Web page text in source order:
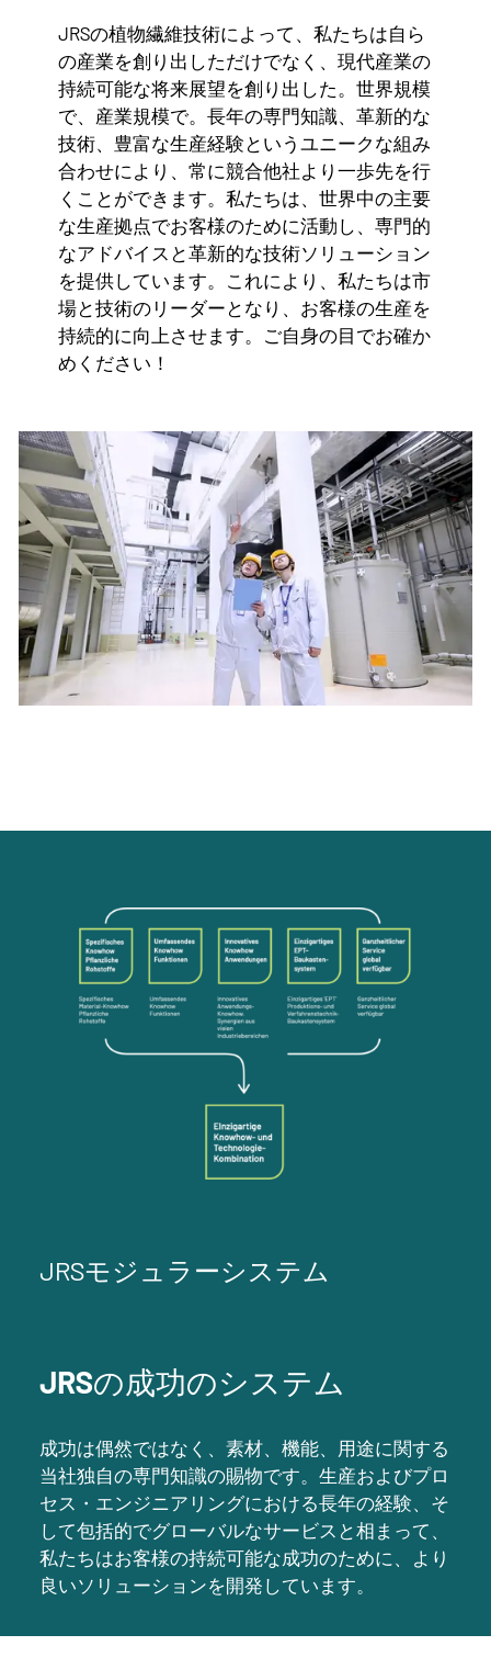
JRSの植物繊維技術によって、私たちは自ら
の産業を創り出しただけでなく、現代産業の
持続可能な将来展望を創り出した。世界規模
で、産業規模で。長年の専門知識、革新的な
技術、豊富な生産経験というユニークな組み
合わせにより、常に競合他社より一歩先を行
くことができます。私たちは、世界中の主要
な生産拠点でお客様のために活動し、専門的
なアドバイスと革新的な技術ソリューション
を提供しています。これにより、私たちは市
場と技術のリーダーとなり、お客様の生産を
持続的に向上させます。ご自身の目でお確か
めください！
JRSモジュラーシステム
JRSの成功のシステム
成功は偶然ではなく、素材、機能、用途に関する
当社独自の専門知識の賜物です。生産およびプロ
セス・エンジニアリングにおける長年の経験、そ
して包括的でグローバルなサービスと相まって、
私たちはお客様の持続可能な成功のために、より
良いソリューションを開発しています。